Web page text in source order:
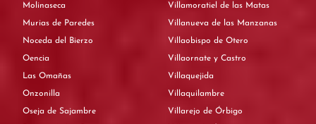
Molinaseca
Murias de Paredes
Noceda del Bierzo
Oencia
Las Omañas
Onzonilla
Oseja de Sajambre
Villamoratiel de las Matas
Villanueva de las Manzanas
Villaobispo de Otero
Villaornate y Castro
Villaquejida
Villaquilambre
Villarejo de Órbigo